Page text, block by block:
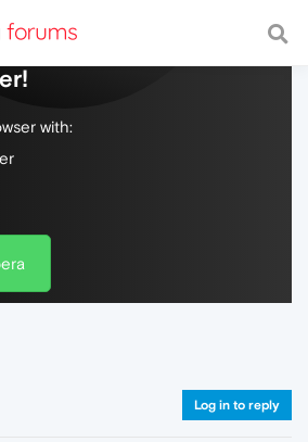
web, with a fast and
with:
Log in to reply